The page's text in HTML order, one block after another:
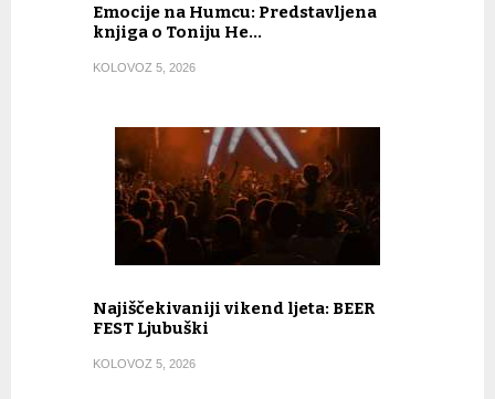
Emocije na Humcu: Predstavljena
knjiga o Toniju He…
KOLOVOZ 5, 2026
Najiščekivaniji vikend ljeta: BEER
FEST Ljubuški
KOLOVOZ 5, 2026